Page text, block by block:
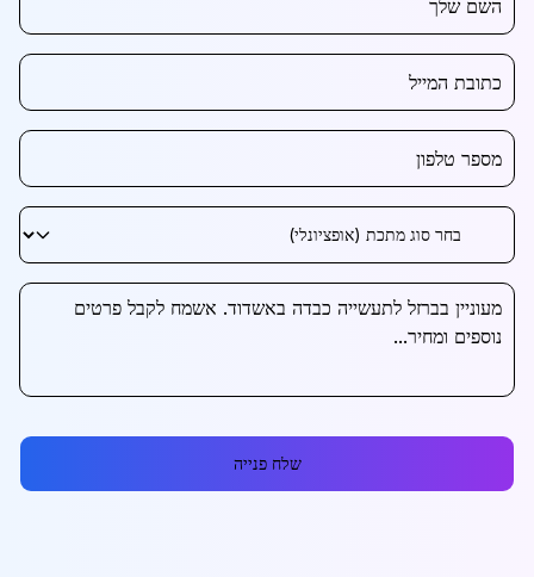
שלח פנייה